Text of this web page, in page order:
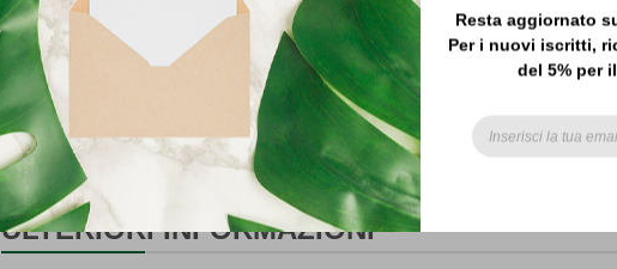
Resta aggiornato
Per i nuovi iscritti,
del 5% per
DISCO ELETTROLITICO D. 115 CON LAT. K -30%
ULTERIORI INFORMAZIONI